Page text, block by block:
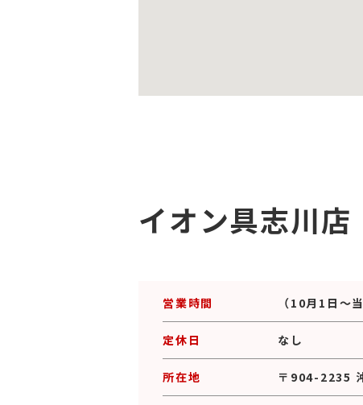
イオン具志川店
営業時間 （10月1日～
定休日 なし
所在地 〒904-2235